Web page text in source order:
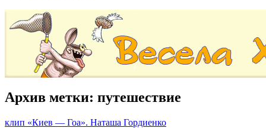
Архив метки: путешествие
клип «Киев — Гоа». Наташа Гордиенко